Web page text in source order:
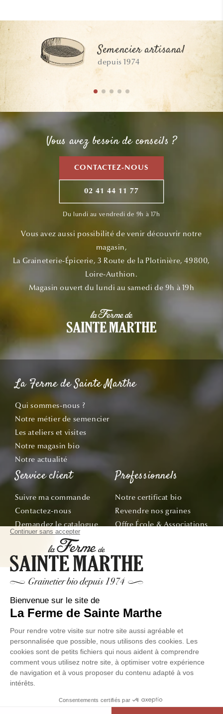
Semencier artisanal
depuis 1974
Vous avez besoin de conseils ?
CONTACTEZ-NOUS
02 41 44 11 77
Du lundi au vendredi de 9h à 17h
Vous avez aussi possibilité de venir découvrir notre
magasin,
La Graineterie-Épicerie, 3 Route de la Plotinière, 49800,
Loire-Authion.
Magasin ouvert du lundi au samedi de 9h à 19h
La Ferme de Sainte Marthe
Qui sommes-nous ?
Notre métier de semencier
Les ateliers et visites
Notre magasin bio
Notre actualité
Service client
Suivre ma commande
Contactez-nous
Demandez le catalogue
Bon de commande
Tous nos conseils
Professionnels
Notre certificat bio
Revendre nos graines
Offre École & Associations
Abonnez-vous
E-mail
© La Ferme de Sainte Marthe - Tous droit réservés
Données